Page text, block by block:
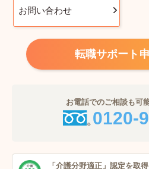
お問い合わせ
転職サポート
お電話でのご相談も可
0120-
「介護分野適正」 認定を取得